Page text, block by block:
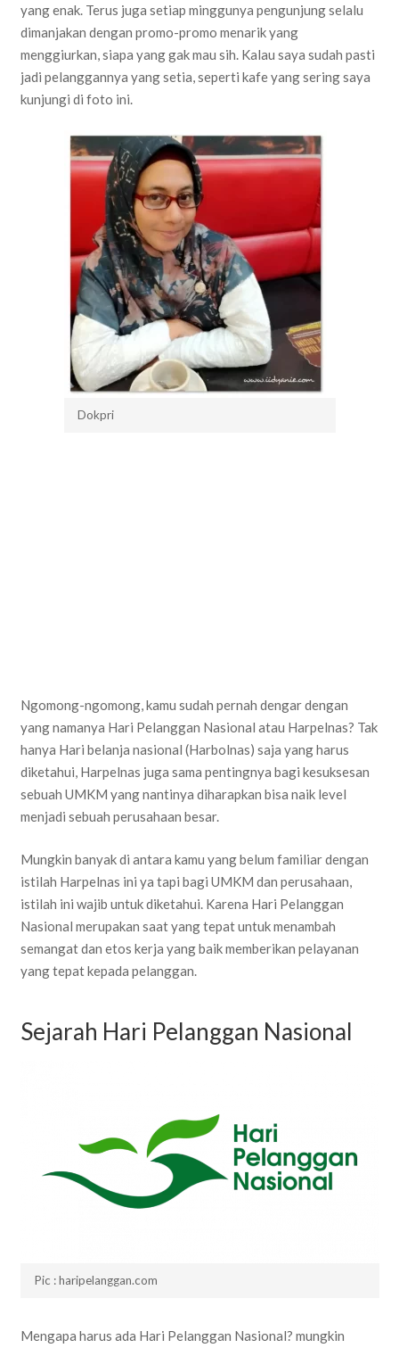
yang enak. Terus juga setiap minggunya pengunjung selalu
dimanjakan dengan promo-promo menarik yang
menggiurkan, siapa yang gak mau sih. Kalau saya sudah pasti
jadi pelanggannya yang setia, seperti kafe yang sering saya
kunjungi di foto ini.
Dokpri
Ngomong-ngomong, kamu sudah pernah dengar dengan
yang namanya Hari Pelanggan Nasional atau Harpelnas? Tak
hanya Hari belanja nasional (Harbolnas) saja yang harus
diketahui, Harpelnas juga sama pentingnya bagi kesuksesan
sebuah UMKM yang nantinya diharapkan bisa naik level
menjadi sebuah perusahaan besar.
Mungkin banyak di antara kamu yang belum familiar dengan
istilah Harpelnas ini ya tapi bagi UMKM dan perusahaan,
istilah ini wajib untuk diketahui. Karena Hari Pelanggan
Nasional merupakan saat yang tepat untuk menambah
semangat dan etos kerja yang baik memberikan pelayanan
yang tepat kepada pelanggan.
Sejarah Hari Pelanggan Nasional
Pic : haripelanggan.com
Mengapa harus ada Hari Pelanggan Nasional? mungkin